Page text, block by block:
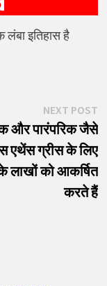
लंबा इतिहास है
NEXT POST
और पारंपरिक जैसे
एथेंस ग्रीस के लिए
लाखों को आकर्षित
करते हैं